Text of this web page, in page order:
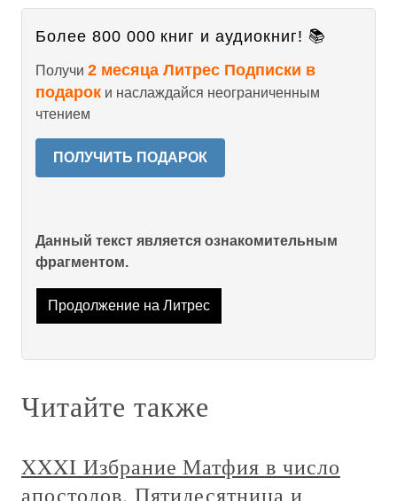
Более 800 000 книг и аудиокниг! 📚
Получи 2 месяца Литрес Подписки в
подарок и наслаждайся неограниченным
чтением
ПОЛУЧИТЬ ПОДАРОК
Данный текст является ознакомительным
фрагментом.
Продолжение на Литрес
Читайте также
XXXI Избрание Матфия в число
апостолов. Пятидесятница и